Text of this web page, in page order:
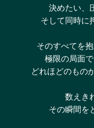
決めたい、
そして同時に
そのすべてを
極限の局面
どれほどのもの
数えき
その瞬間を